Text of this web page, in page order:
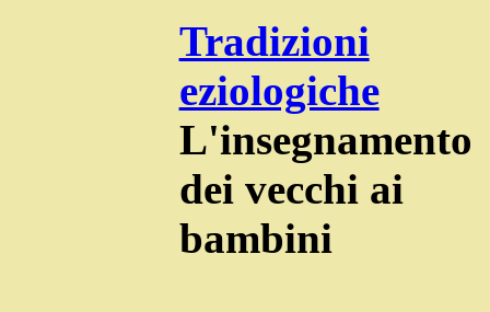
Tradizioni
eziologiche
L'insegnamento
dei vecchi ai
bambini